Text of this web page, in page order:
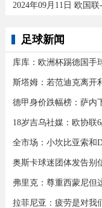
足球新闻
全市场：小坎比亚索和
奥斯卡球迷团体发告别
弗里克：尊重西蒙尼但
拉菲尼亚：疲劳是对我